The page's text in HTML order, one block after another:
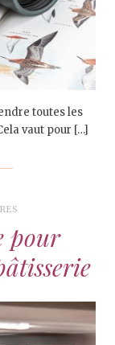
toutes les
vaut pour […]
pour